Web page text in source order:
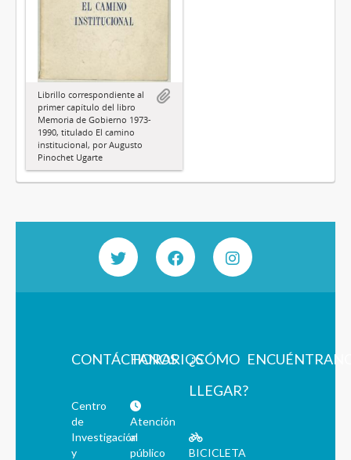
Librillo correspondiente al
primer capítulo del libro
Memoria de Gobierno 1973-
1990, titulado El camino
institucional, por Augusto
Pinochet Ugarte
CONTÁCTANOS
Centro
de
Investigación
y
HORARIOS
Atención
al
público
¿CÓMO
LLEGAR?
BICICLETA